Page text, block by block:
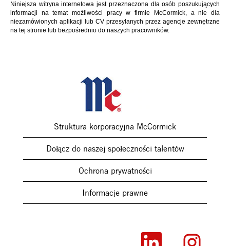
Niniejsza witryna internetowa jest przeznaczona dla osób poszukujących
informacji na temat możliwości pracy w firmie McCormick, a nie dla
niezamówionych aplikacji lub CV przesyłanych przez agencje zewnętrzne
na tej stronie lub bezpośrednio do naszych pracowników.
Struktura korporacyjna McCormick
Dołącz do naszej społeczności talentów
Ochrona prywatności
Informacje prawne
O
O